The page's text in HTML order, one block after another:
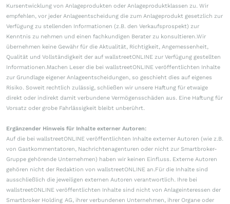
Kursentwicklung von Anlageprodukten oder Anlageproduktklassen zu. Wir
empfehlen, vor jeder Anlageentscheidung die zum Anlageprodukt gesetzlich zur
Verfügung zu stellenden Informationen (z.B. den Verkaufsprospekt) zur
Kenntnis zu nehmen und einen fachkundigen Berater zu konsultieren.Wir
übernehmen keine Gewähr für die Aktualität, Richtigkeit, Angemessenheit,
Qualität und Vollständigkeit der auf wallstreetONLINE zur Verfügung gestellten
Informationen.Machen Leser die bei wallstreetONLINE veröffentlichten Inhalte
zur Grundlage eigener Anlageentscheidungen, so geschieht dies auf eigenes
Risiko. Soweit rechtlich zulässig, schließen wir unsere Haftung für etwaige
direkt oder indirekt damit verbundene Vermögensschäden aus. Eine Haftung für
Vorsatz oder grobe Fahrlässigkeit bleibt unberührt.
Ergänzender Hinweis für Inhalte externer Autoren:
Auf die bei wallstreetONLINE veröffentlichten Inhalte externer Autoren (wie z.B.
von Gastkommentatoren, Nachrichtenagenturen oder nicht zur Smartbroker-
Gruppe gehörende Unternehmen) haben wir keinen Einfluss. Externe Autoren
gehören nicht der Redaktion von wallstreetONLINE an.Für die Inhalte sind
ausschließlich die jeweiligen externen Autoren verantwortlich. Ihre bei
wallstreetONLINE veröffentlichten Inhalte sind nicht von Anlageinteressen der
Smartbroker Holding AG, ihrer verbundenen Unternehmen, ihrer Organe oder